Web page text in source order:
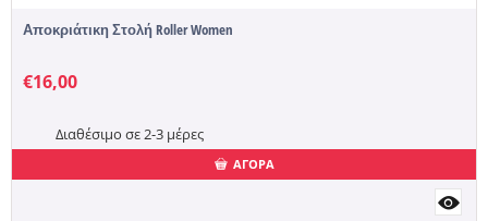
Αποκριάτικη Στολή Roller Women
€16,00
Διαθέσιμο σε 2-3 μέρες
ΑΓΟΡΑ